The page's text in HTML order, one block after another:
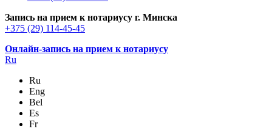
Запись на прием к нотариусу г. Минска
+375 (29) 114-45-45
Онлайн-запись на прием к нотариусу
Ru
Ru
Eng
Bel
Es
Fr